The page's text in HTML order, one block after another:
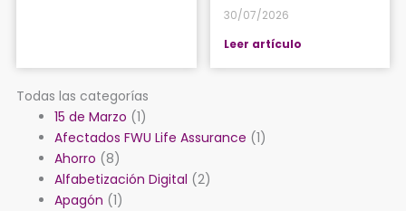
30/07/2026
Leer artículo
Todas las categorías
15 de Marzo (1)
Afectados FWU Life Assurance (1)
Ahorro (8)
Alfabetización Digital (2)
Apagón (1)